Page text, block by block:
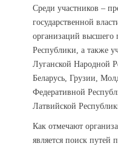
Среди участников –
государственной
организаций высшего
Республики, а также
Луганской Народной
Беларусь, Грузии,
Федеративной
Латвийской
Как отмечают
является поиск путей